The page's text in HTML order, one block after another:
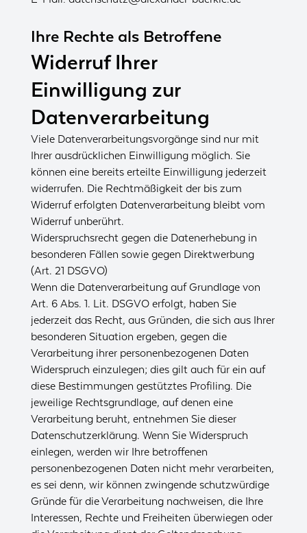
Ihre Rechte als Betroffene
Widerruf Ihrer
Einwilligung zur
Datenverarbeitung
Viele Datenverarbeitungsvorgänge sind nur mit
Ihrer ausdrücklichen Einwilligung möglich. Sie
können eine bereits erteilte Einwilligung jederzeit
widerrufen. Die Rechtmäßigkeit der bis zum
Widerruf erfolgten Datenverarbeitung bleibt vom
Widerruf unberührt.
Widerspruchsrecht gegen die Datenerhebung in
besonderen Fällen sowie gegen Direktwerbung
(Art. 21 DSGVO)
Wenn die Datenverarbeitung auf Grundlage von
Art. 6 Abs. 1. Lit. DSGVO erfolgt, haben Sie
jederzeit das Recht, aus Gründen, die sich aus Ihrer
besonderen Situation ergeben, gegen die
Verarbeitung ihrer personenbezogenen Daten
Widerspruch einzulegen; dies gilt auch für ein auf
diese Bestimmungen gestütztes Profiling. Die
jeweilige Rechtsgrundlage, auf denen eine
Verarbeitung beruht, entnehmen Sie dieser
Datenschutzerklärung. Wenn Sie Widerspruch
einlegen, werden wir Ihre betroffenen
personenbezogenen Daten nicht mehr verarbeiten,
es sei denn, wir können zwingende schutzwürdige
Gründe für die Verarbeitung nachweisen, die Ihre
Interessen, Rechte und Freiheiten überwiegen oder